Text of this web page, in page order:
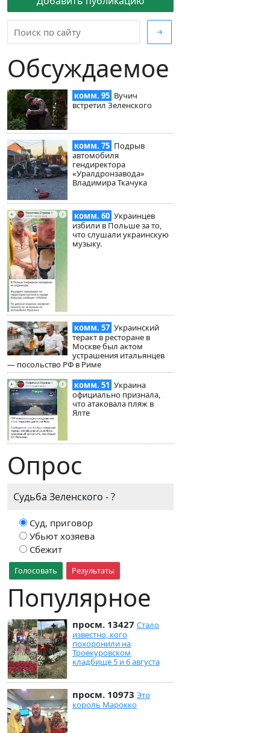
→
Обсуждаемое
комм. 95 Вучич
встретил Зеленского
комм. 75 Подрыв
автомобиля
гендиректора
«Уралдронзавода»
Владимира Ткачука
комм. 60 Украинцев
избили в Польше за то,
что слушали украинскую
музыку.
комм. 57 Украинский
теракт в ресторане в
Москве был актом
устрашения итальянцев
— посольство РФ в Риме
комм. 51 Украина
официально признала,
что атаковала пляж в
Ялте
Опрос
Судьба Зеленского - ?
Суд, приговор
Убьют хозяева
Сбежит
Голосовать Результаты
Популярное
просм. 13427 Стало
известно, кого
похоронили на
Троекуровском
кладбище 5 и 6 августа
просм. 10973 Это
король Марокко